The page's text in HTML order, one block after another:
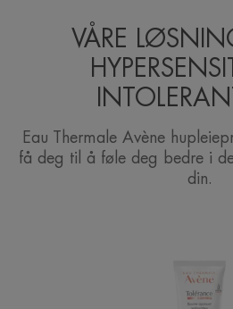
VÅRE
Eau Thermale Avène
få deg til å føle deg bedre i
din.
skin